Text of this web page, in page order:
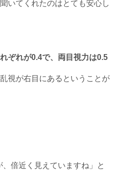
いてくれたのはとても安心し
ぞれが0.4で、両目視力は0.5
視が右目にあるということが
、倍近く見えていますね」と